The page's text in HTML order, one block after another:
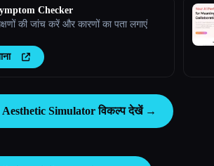
Checker
की जांच करें और कारणों का पता लगाएं
Simulator विकल्प देखें →